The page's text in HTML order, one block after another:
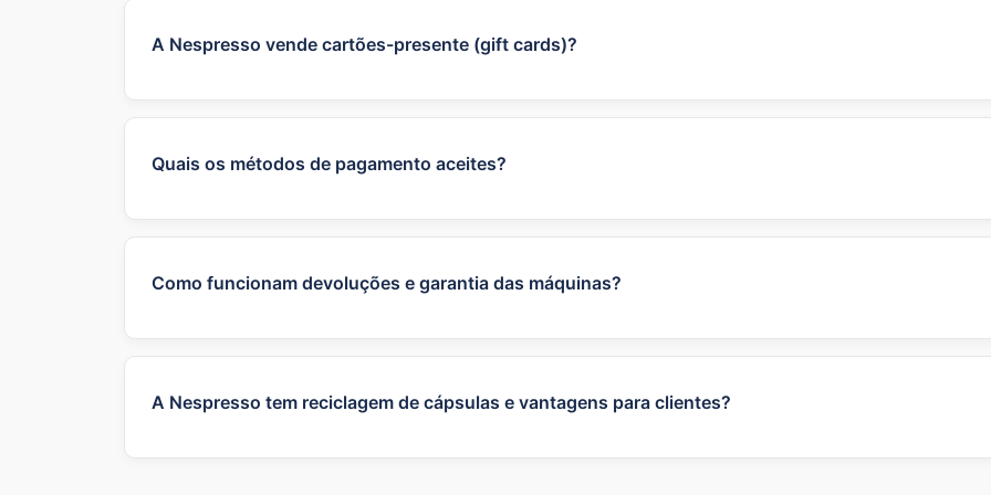
A Nespresso vende cartões-presente (gift cards)?
site (envio por e-mail, impressão ou outras opções conforme país).
Quais os métodos de pagamento aceites?
direto (mediante pedido) e, em casos específicos, pagamento no ato da entrega se encomendas
Como funcionam devoluções e garantia das máquinas?
aplica a garantia legal e uma garantia contratual adicional — para máquinas compradas
A Nespresso tem reciclagem de cápsulas e vantagens para clientes?